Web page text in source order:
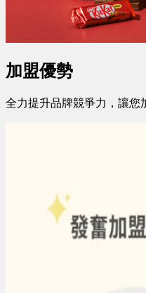
加盟優勢
全力提升品牌競爭力，讓您